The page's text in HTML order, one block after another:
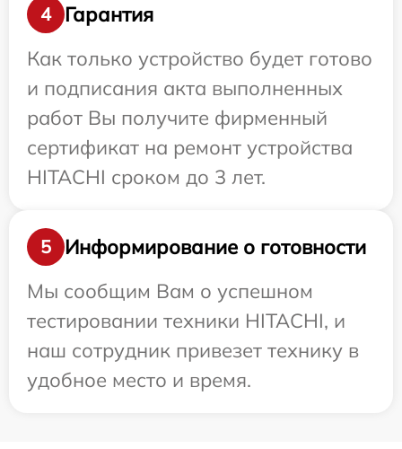
4
Гарантия
Как только устройство будет готово
и подписания акта выполненных
работ Вы получите фирменный
сертификат на ремонт устройства
HITACHI сроком до 3 лет.
5
Информирование о готовности
Мы сообщим Вам о успешном
тестировании техники HITACHI, и
наш сотрудник привезет технику в
удобное место и время.